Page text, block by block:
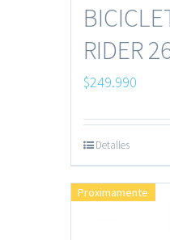
RIDER
$249.990
Detalles
Proximamente